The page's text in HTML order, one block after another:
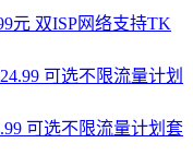
元 双ISP网络支持TK
可选不限流量计划套